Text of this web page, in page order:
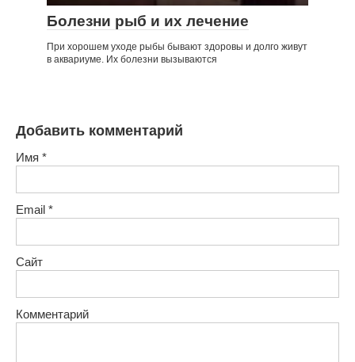
Болезни рыб и их лечение
При хорошем уходе рыбы бывают здоровы и долго живут
в аквариуме. Их болезни вызываются
Добавить комментарий
Имя *
Email *
Сайт
Комментарий